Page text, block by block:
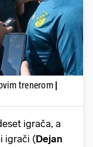
trenerom
igrača, a
igrači (Dejan